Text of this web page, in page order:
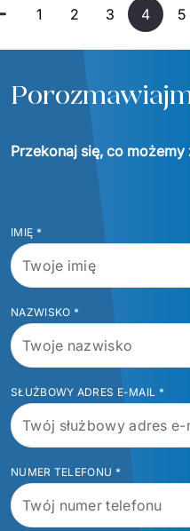
1 2 3 4 5
Przekonaj się, co
IMIĘ *
NAZWISKO *
SŁUŻBOWY ADRES E-MAIL *
NUMER TELEFONU *